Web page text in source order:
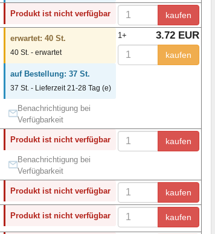
Produkt ist nicht verfügbar kaufen
erwartet: 40 St.
40 St. - erwartet
auf Bestellung: 37 St.
37 St. - Lieferzeit 21-28 Tag (e)
Benachrichtigung bei
Verfügbarkeit
1+ 3.72 EUR
kaufen
Produkt ist nicht verfügbar
Benachrichtigung bei
Verfügbarkeit
kaufen
Produkt ist nicht verfügbar kaufen
Produkt ist nicht verfügbar kaufen